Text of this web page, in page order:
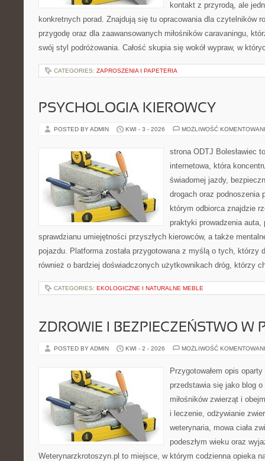
kontakt z przyrodą, ale
konkretnych porad. Znajdują się tu opracowania dla czytelników
przygodę oraz dla zaawansowanych miłośników caravaningu,
swój styl podróżowania. Całość skupia się wokół wypraw, w
CATEGORIES: ZAPROSZENIA I PAPETERIA
PSYCHOLOGIA KIEROWCY
POSTED BY ADMIN KWI - 3 - 2026 MOŻLIWOŚĆ
strona ODTJ Bolesławiec
internetowa, która
świadomej jazdy,
drogach oraz podnoszenia
którym odbiorca znajdzie
praktyki prowadzenia auta,
sprawdzianu umiejętności przyszłych kierowców, a także
pojazdu. Platforma została przygotowana z myślą o tych, którzy
również o bardziej doświadczonych użytkownikach dróg, którzy
CATEGORIES: EKOLOGICZNE I NATURALNE MEBLE
ZDROWIE I BEZPIECZEŃSTWO W
POSTED BY ADMIN KWI - 2 - 2026 MOŻLIWOŚĆ
Przygotowałem opis
przedstawia się jako blog
miłośników zwierząt i
i leczenie, odżywianie
weterynaria, mowa ciała
podeszłym wieku oraz
Weterynarzkrotoszyn.pl to miejsce, w którym codzienna opieka